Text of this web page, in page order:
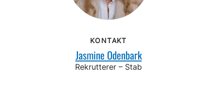
KONTAKT
Jasmine Odenbark
Rekrutterer – Stab